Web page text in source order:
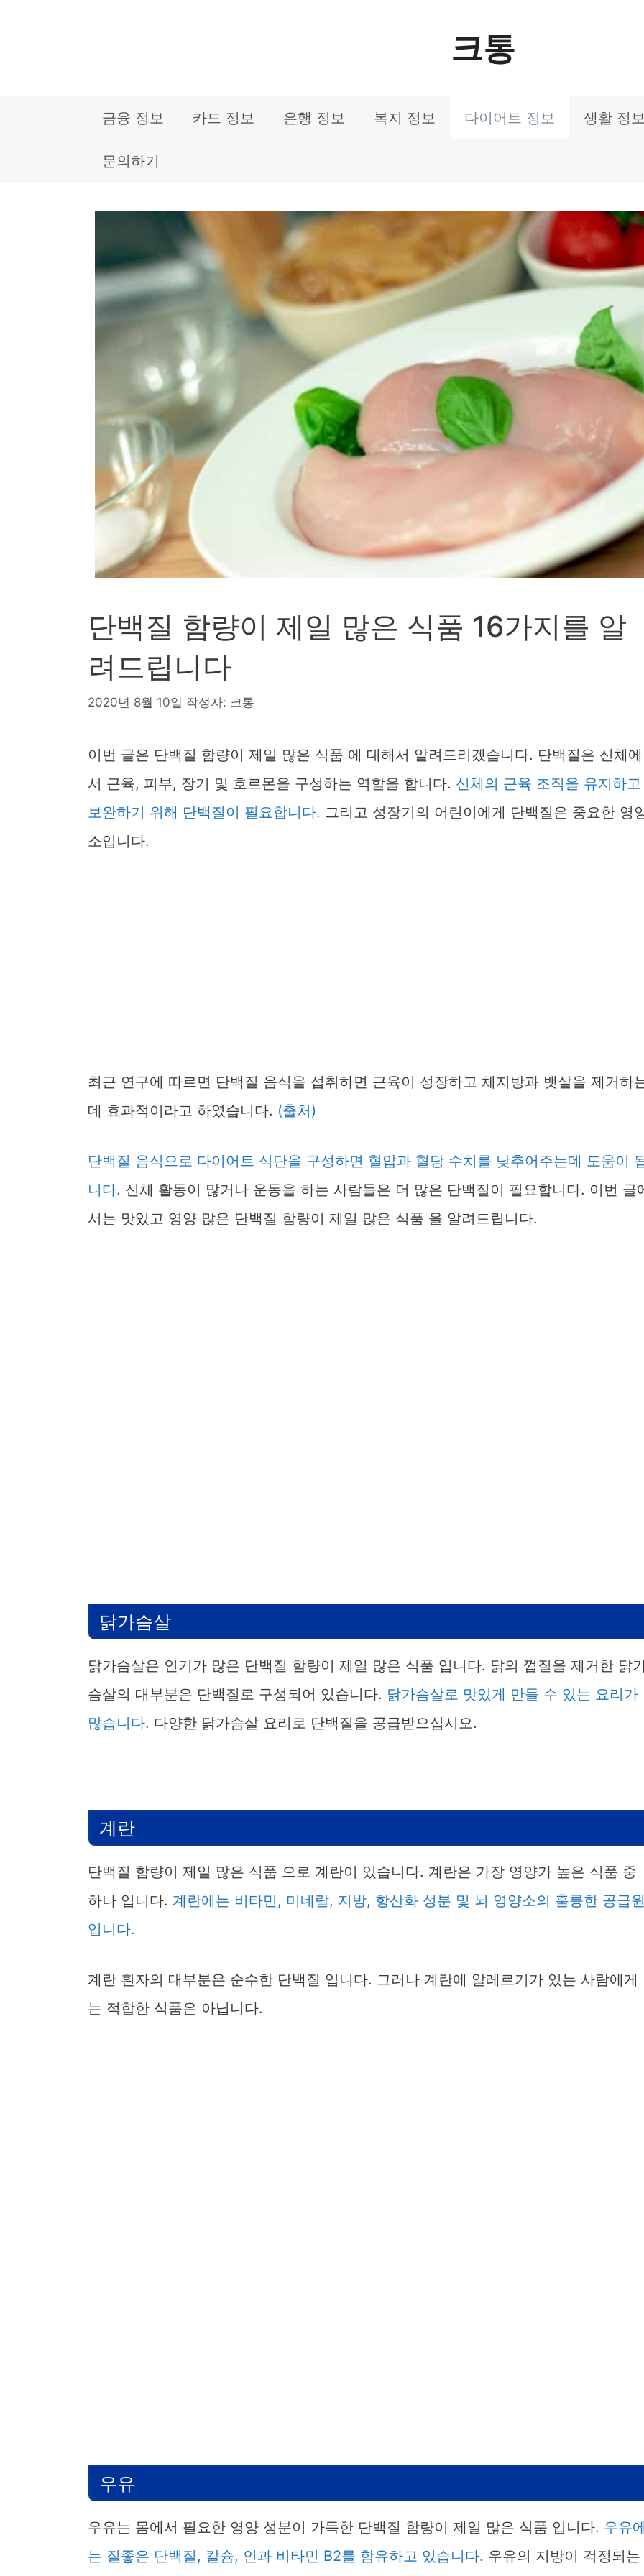
크통
금융 정보 카드 정보 은행 정보 복지 정보 다이어트 정보 생활 정
문의하기
단백질 함량이 제일 많은 식품 16가지를 알
려드립니다
2020년 8월 10일 작성자: 크통
이번 글은 단백질 함량이 제일 많은 식품 에 대해서 알려드리겠습니다. 단백질은 신체에
서 근육, 피부, 장기 및 호르몬을 구성하는 역할을 합니다. 신체의 근육 조직을 유지하고
보완하기 위해 단백질이 필요합니다. 그리고 성장기의 어린이에게 단백질은 중요한 영
소입니다.
최근 연구에 따르면 단백질 음식을 섭취하면 근육이 성장하고 체지방과 뱃살을 제거하
데 효과적이라고 하였습니다. (출처)
단백질 음식으로 다이어트 식단을 구성하면 혈압과 혈당 수치를 낮추어주는데 도움이
니다. 신체 활동이 많거나 운동을 하는 사람들은 더 많은 단백질이 필요합니다. 이번 글
서는 맛있고 영양 많은 단백질 함량이 제일 많은 식품 을 알려드립니다.
닭가슴살
닭가슴살은 인기가 많은 단백질 함량이 제일 많은 식품 입니다. 닭의 껍질을 제거한 닭
슴살의 대부분은 단백질로 구성되어 있습니다. 닭가슴살로 맛있게 만들 수 있는 요리가
많습니다. 다양한 닭가슴살 요리로 단백질을 공급받으십시오.
계란
단백질 함량이 제일 많은 식품 으로 계란이 있습니다. 계란은 가장 영양가 높은 식품 중
하나 입니다. 계란에는 비타민, 미네랄, 지방, 항산화 성분 및 뇌 영양소의 훌륭한 공급
입니다.
계란 흰자의 대부분은 순수한 단백질 입니다. 그러나 계란에 알레르기가 있는 사람에게
는 적합한 식품은 아닙니다.
우유
우유는 몸에서 필요한 영양 성분이 가득한 단백질 함량이 제일 많은 식품 입니다. 우유
는 질좋은 단백질, 칼슘, 인과 비타민 B2를 함유하고 있습니다. 우유의 지방이 걱정되는